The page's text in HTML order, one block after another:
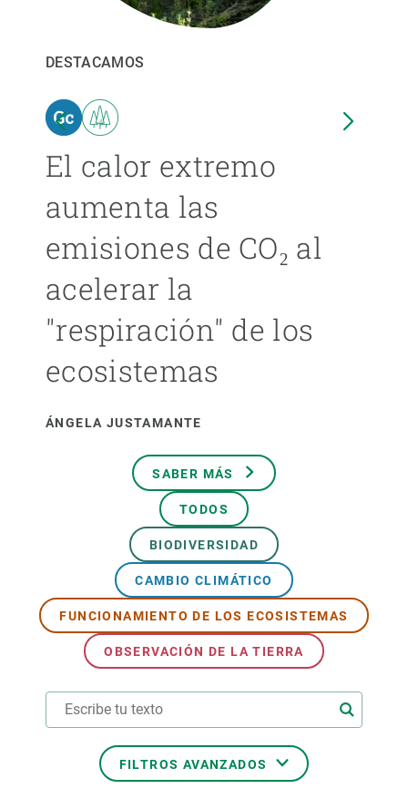
DESTACAMOS
El calor extremo
aumenta las
emisiones de CO₂ al
acelerar la
"respiración" de los
ecosistemas
ÁNGELA JUSTAMANTE
SABER MÁS
TODOS
BIODIVERSIDAD
CAMBIO CLIMÁTICO
FUNCIONAMIENTO DE LOS ECOSISTEMAS
OBSERVACIÓN DE LA TIERRA
FILTROS AVANZADOS